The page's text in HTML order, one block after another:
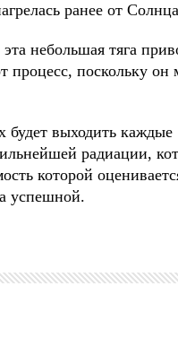
ранее от
небольшая тяга
процесс, поскольку
будет выходить
радиации,
которой
успешной.